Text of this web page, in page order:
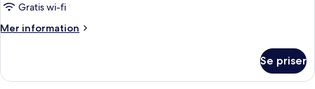
Gratis wi-fi
Mer information
Mer
tvåbäddsrum
Se priser